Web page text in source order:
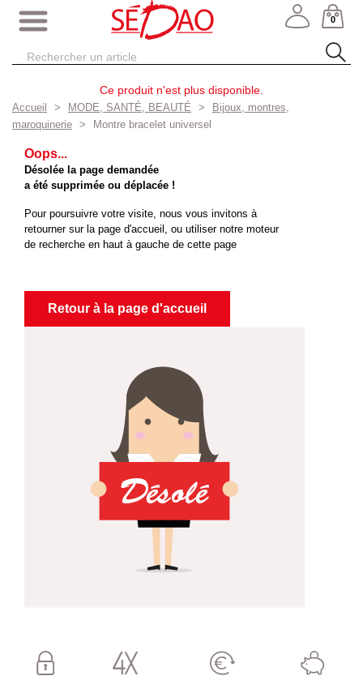
0
Ce produit n'est plus disponible.
Accueil
MODE, SANTÉ, BEAUTÉ
Bijoux, montres,
maroquinerie
Montre bracelet universel
Oops...
Désolée la page demandée
a été supprimée ou déplacée !
Pour poursuivre votre visite, nous vous invitons à
retourner sur la page d'accueil, ou utiliser notre moteur
de recherche en haut à gauche de cette page
Retour à la page d'accueil